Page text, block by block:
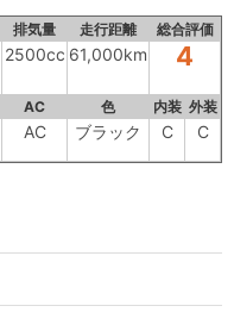
排気量 走行距離 総合評価
2500cc 61,000km 4
AC 色 内装 外装
AC ブラック C C